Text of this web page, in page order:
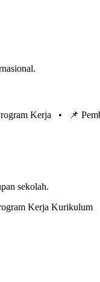
Kerja •
📌
sekolah.
Kurikulum